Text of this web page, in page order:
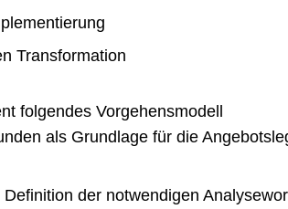
Transformation
folgendes Vorgehensmodell
als Grundlage für die
der notwendigen